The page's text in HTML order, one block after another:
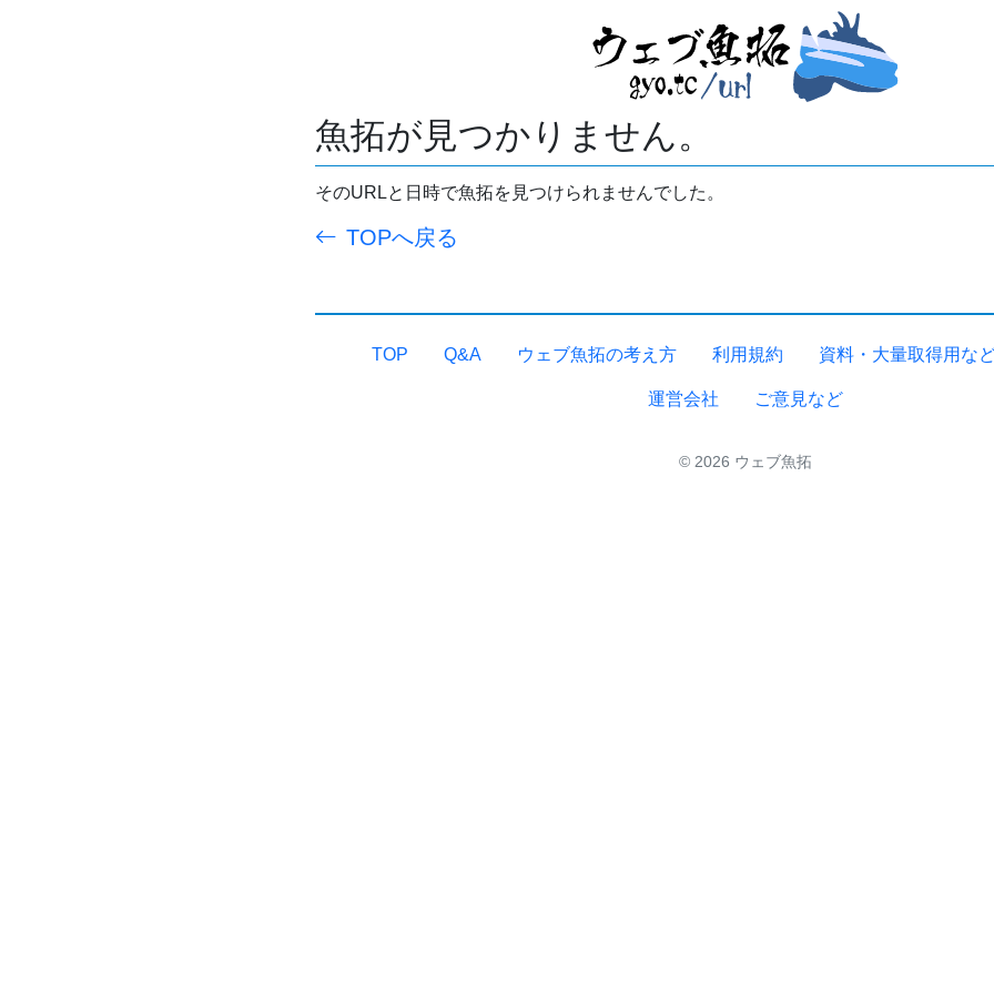
魚拓が見つかりません。
そのURLと日時で魚拓を見つけられませんでした。
TOPへ戻る
TOP Q&A ウェブ魚拓の考え方 利用規約 資料・大量取得用な
運営会社 ご意見など
© 2026 ウェブ魚拓